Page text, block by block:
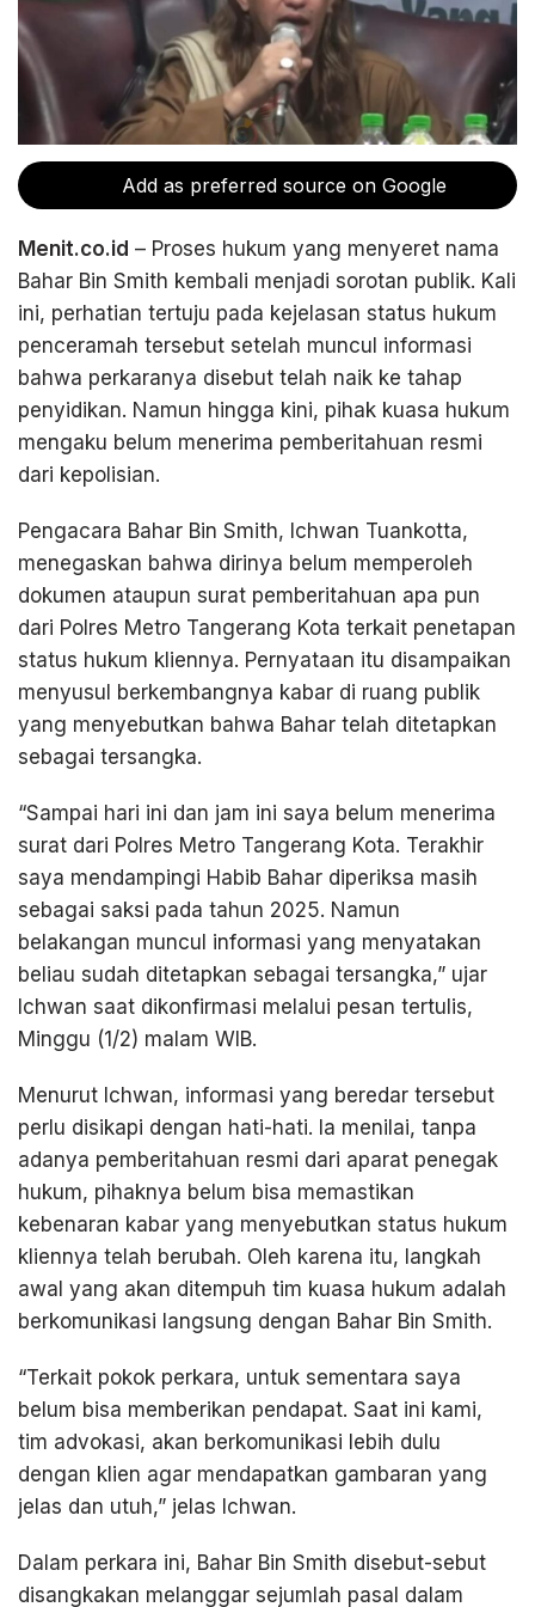
Add as preferred source on Google
Menit.co.id – Proses hukum yang menyeret nama
Bahar Bin Smith kembali menjadi sorotan publik. Kali
ini, perhatian tertuju pada kejelasan status hukum
penceramah tersebut setelah muncul informasi
bahwa perkaranya disebut telah naik ke tahap
penyidikan. Namun hingga kini, pihak kuasa hukum
mengaku belum menerima pemberitahuan resmi
dari kepolisian.
Pengacara Bahar Bin Smith, Ichwan Tuankotta,
menegaskan bahwa dirinya belum memperoleh
dokumen ataupun surat pemberitahuan apa pun
dari Polres Metro Tangerang Kota terkait penetapan
status hukum kliennya. Pernyataan itu disampaikan
menyusul berkembangnya kabar di ruang publik
yang menyebutkan bahwa Bahar telah ditetapkan
sebagai tersangka.
“Sampai hari ini dan jam ini saya belum menerima
surat dari Polres Metro Tangerang Kota. Terakhir
saya mendampingi Habib Bahar diperiksa masih
sebagai saksi pada tahun 2025. Namun
belakangan muncul informasi yang menyatakan
beliau sudah ditetapkan sebagai tersangka,” ujar
Ichwan saat dikonfirmasi melalui pesan tertulis,
Minggu (1/2) malam WIB.
Menurut Ichwan, informasi yang beredar tersebut
perlu disikapi dengan hati-hati. Ia menilai, tanpa
adanya pemberitahuan resmi dari aparat penegak
hukum, pihaknya belum bisa memastikan
kebenaran kabar yang menyebutkan status hukum
kliennya telah berubah. Oleh karena itu, langkah
awal yang akan ditempuh tim kuasa hukum adalah
berkomunikasi langsung dengan Bahar Bin Smith.
“Terkait pokok perkara, untuk sementara saya
belum bisa memberikan pendapat. Saat ini kami,
tim advokasi, akan berkomunikasi lebih dulu
dengan klien agar mendapatkan gambaran yang
jelas dan utuh,” jelas Ichwan.
Dalam perkara ini, Bahar Bin Smith disebut-sebut
disangkakan melanggar sejumlah pasal dalam